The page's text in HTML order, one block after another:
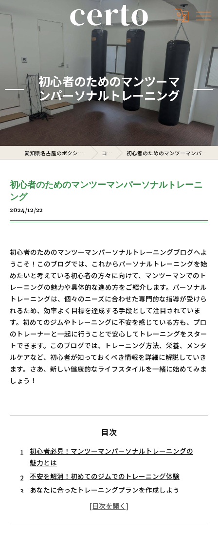
初心者のためのマンツーマ
ンパーソナルトレーニング
愛知県名古屋のボクシングジムならcerto コラム 初心者のためのマンツーマンパーソナルトレーニング
初心者のためのマンツーマンパーソナルトレーニ
ング
2024/12/22
初心者のためのマンツーマンパーソナルトレーニングブログへよ
うこそ！このブログでは、これからパーソナルトレーニングを始
めたいと考えている初心者の方々に向けて、マンツーマンでのト
レーニングの魅力や具体的な進め方をご紹介します。パーソナル
トレーニングは、個々のニーズに合わせた専門的な指導が受けら
れるため、効率よく目標を達成する手段として注目されていま
す。初めてのジムやトレーニングに不安を感じている方も、プロ
のトレーナーと一起に行うことで安心してトレーニングをスター
トできます。このブログでは、トレーニング方法、栄養、メンタ
ルケアなど、初心者が知っておくべき情報を詳細に解説していき
ます。さあ、新しい健康的なライフスタイルを一緒に始めてみま
しょう！
目次
初心者必見！マンツーマンパーソナルトレーニングの
魅力とは
不安を解消！初めてのジムでのトレーニング体験
あなたに合ったトレーニングプランを作成しよう
栄養とメンタルケアでトレーニング効果を高める方法